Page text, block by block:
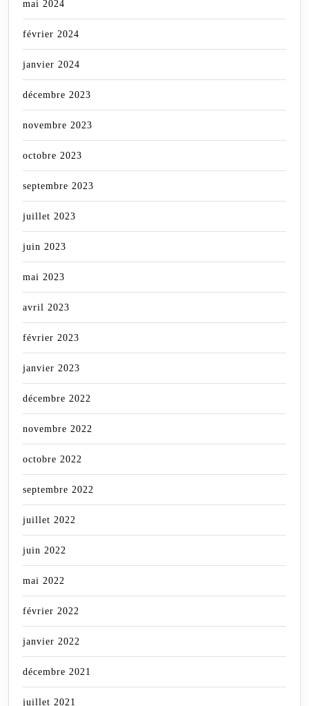
mai 2024
février 2024
janvier 2024
décembre 2023
novembre 2023
octobre 2023
septembre 2023
juillet 2023
juin 2023
mai 2023
avril 2023
février 2023
janvier 2023
décembre 2022
novembre 2022
octobre 2022
septembre 2022
juillet 2022
juin 2022
mai 2022
février 2022
janvier 2022
décembre 2021
juillet 2021